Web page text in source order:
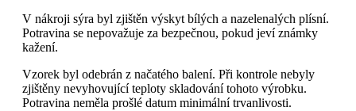
V nákroji sýra byl zjištěn výskyt bílých a nazelenalých plísní.
Potravina se nepovažuje za bezpečnou, pokud jeví známky
kažení.
Vzorek byl odebrán z načatého balení. Při kontrole nebyly
zjištěny nevyhovující teploty skladování tohoto výrobku.
Potravina neměla prošlé datum minimální trvanlivosti.